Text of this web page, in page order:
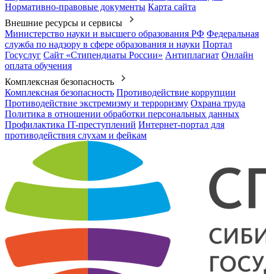
Нормативно-правовые документы Карта сайта
Внешние ресурсы и сервисы
Министерство науки и высшего образования РФ Федеральная
служба по надзору в сфере образования и науки Портал
Госуслуг Сайт «Стипендиаты России» Антиплагиат Онлайн
оплата обучения
Комплексная безопасность
Комплексная безопасность Противодействие коррупции
Противодействие экстремизму и терроризму Охрана труда
Политика в отношении обработки персональных данных
Профилактика IT-преступлений Интернет-портал для
противодействия слухам и фейкам